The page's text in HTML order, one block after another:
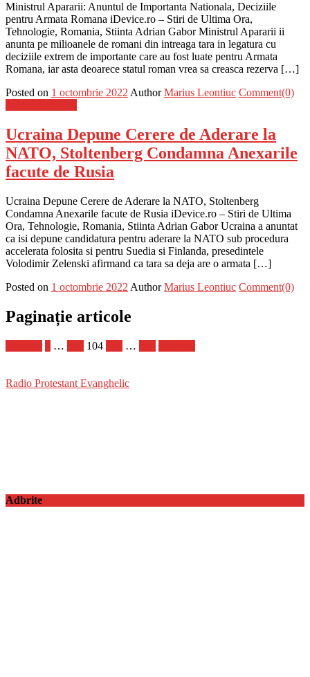
Ministrul Apararii: Anuntul de Importanta Nationala, Deciziile
pentru Armata Romana iDevice.ro – Stiri de Ultima Ora,
Tehnologie, Romania, Stiinta Adrian Gabor Ministrul Apararii ii
anunta pe milioanele de romani din intreaga tara in legatura cu
deciziile extrem de importante care au fost luate pentru Armata
Romana, iar asta deoarece statul roman vrea sa creasca rezerva […]
Posted on 1 octombrie 2022 Author Marius Leontiuc Comment(0)
Ucraina Depune Cerere de Aderare la
NATO, Stoltenberg Condamna Anexarile
facute de Rusia
Ucraina Depune Cerere de Aderare la NATO, Stoltenberg
Condamna Anexarile facute de Rusia iDevice.ro – Stiri de Ultima
Ora, Tehnologie, Romania, Stiinta Adrian Gabor Ucraina a anuntat
ca isi depune candidatura pentru aderare la NATO sub procedura
accelerata folosita si pentru Suedia si Finlanda, presedintele
Volodimir Zelenski afirmand ca tara sa deja are o armata […]
Posted on 1 octombrie 2022 Author Marius Leontiuc Comment(0)
Paginație articole
… 104 …
Radio Protestant Evanghelic
Adbrite